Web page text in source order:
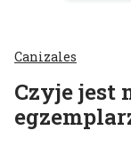
Canizales
Czyje jest